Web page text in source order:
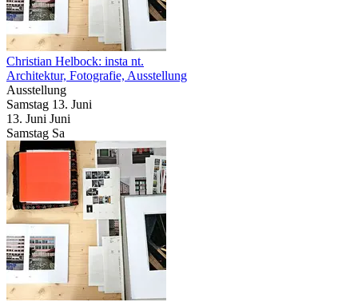
Christian Helbock: insta nt.
Architektur, Fotografie, Ausstellung
Ausstellung
Samstag 13. Juni
13. Juni Juni
Samstag Sa